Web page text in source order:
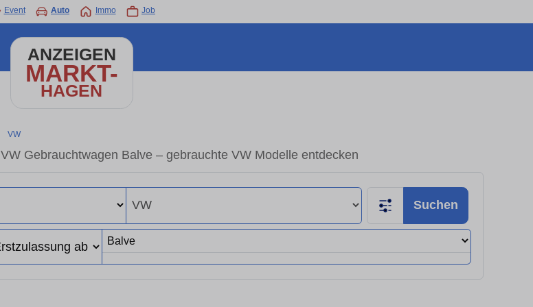
Event Auto Immo Job
ANZEIGEN
MARKT-
HAGEN
VW
VW Gebrauchtwagen Balve – gebrauchte VW Modelle entdecken
Suchen